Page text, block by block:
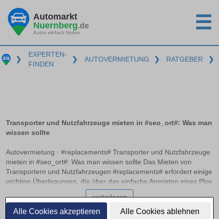
Alle Cookies akzeptieren Alle Cookies ablehnen
Automarkt
Nuernberg.de
Autos einfach finden ☰
❯
EXPERTEN-
FINDEN
❯ AUTOVERMIETUNG ❯ RATGEBER ❯
Transporter und Nutzfahrzeuge mieten in #seo_ort#: Was man
wissen sollte
Autovermietung · #replacements# Transporter und Nutzfahrzeuge
mieten in #seo_ort#: Was man wissen sollte Das Mieten von
Transportern und Nutzfahrzeugen #replacements# erfordert einige
wichtige Überlegungen, die über das einfache Anmieten eines Pkw
hinausgehen. Die passende Führerscheinklasse und das
Verständnis der Gewichtsgrenzen sind entscheidend, um die
richtige Wahl zu treffen. Zudem variiert die Kostenstruktur,
weiterlesen